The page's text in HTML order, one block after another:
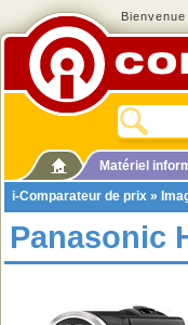
Matériel
i-Comparateur de prix »
Panasonic